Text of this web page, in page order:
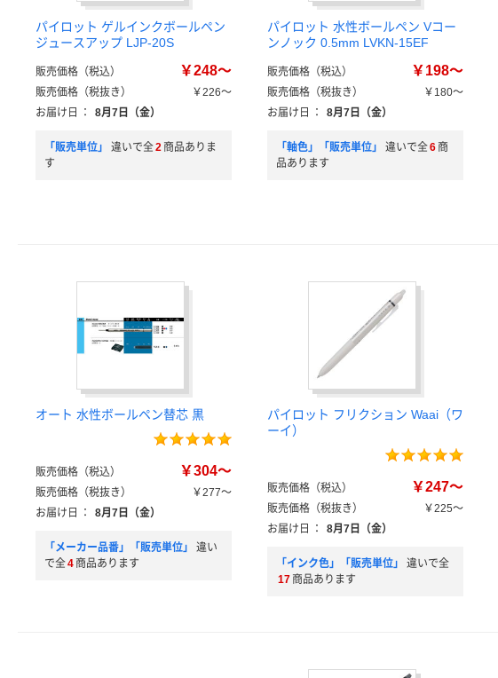
パイロット ゲルインクボールペン
ジュースアップ LJP-20S
販売価格（税込） ￥248～
販売価格（税抜き）
￥226～
お届け日
： 8月7日（金）
「販売単位」 違いで全2 商品ありま
す
パイロット 水性ボールペン Vコー
ンノック 0.5mm LVKN-15EF
販売価格（税込） ￥198～
販売価格（税抜き）
￥180～
お届け日
： 8月7日（金）
「軸色」「販売単位」 違いで全6 商
品あります
オート 水性ボールペン替芯 黒
販売価格（税込） ￥304～
販売価格（税抜き）
￥277～
お届け日
： 8月7日（金）
「メーカー品番」「販売単位」
違い
で全4 商品あります
パイロット フリクション Waai（ワ
ーイ）
販売価格（税込） ￥247～
販売価格（税抜き）
￥225～
お届け日
： 8月7日（金）
「インク色」「販売単位」
違いで全
17 商品あります